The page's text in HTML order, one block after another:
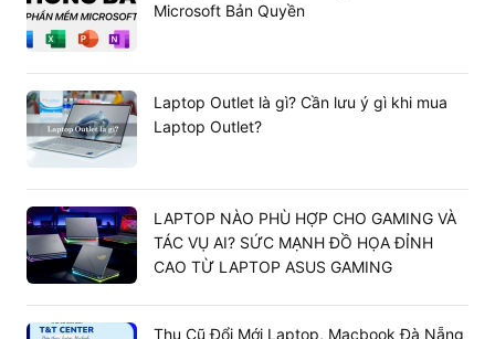
Microsoft Bản Quyền
Laptop Outlet là gì? Cần lưu ý gì khi mua
Laptop Outlet?
LAPTOP NÀO PHÙ HỢP CHO GAMING VÀ
TÁC VỤ AI? SỨC MẠNH ĐỒ HỌA ĐỈNH
CAO TỪ LAPTOP ASUS GAMING
Thu Cũ Đổi Mới Laptop, Macbook Đà Nẵng